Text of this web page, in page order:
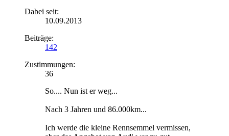
Dabei seit:
10.09.2013
Beiträge:
142
Zustimmungen:
36
So.... Nun ist er weg...
Nach 3 Jahren und 86.000km...
Ich werde die kleine Rennsemmel vermissen,